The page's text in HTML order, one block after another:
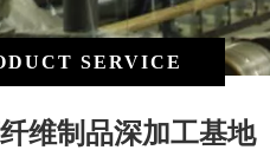
SERVICE
维制品深加工基地